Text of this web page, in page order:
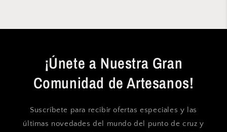
¡Únete a Nuestra Gran
Comunidad de Artesanos!
Suscríbete para recibir ofertas especiales y las
últimas novedades del mundo del punto de cruz y